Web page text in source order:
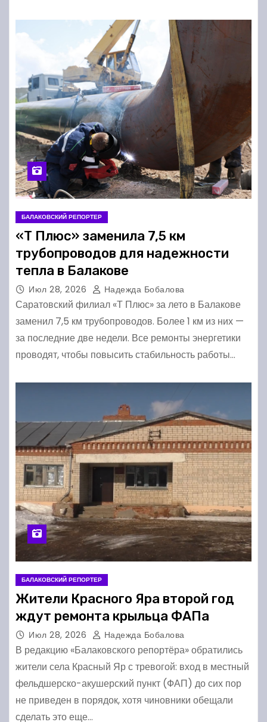
БАЛАКОВСКИЙ РЕПОРТЕР
«Т Плюс» заменила 7,5 км
трубопроводов для надежности
тепла в Балакове
Июл 28, 2026 Надежда Бобалова
Саратовский филиал «Т Плюс» за лето в Балакове
заменил 7,5 км трубопроводов. Более 1 км из них —
за последние две недели. Все ремонты энергетики
проводят, чтобы повысить стабильность работы…
БАЛАКОВСКИЙ РЕПОРТЕР
Жители Красного Яра второй год
ждут ремонта крыльца ФАПа
Июл 28, 2026 Надежда Бобалова
В редакцию «Балаковского репортёра» обратились
жители села Красный Яр с тревогой: вход в местный
фельдшерско-акушерский пункт (ФАП) до сих пор
не приведен в порядок, хотя чиновники обещали
сделать это еще…